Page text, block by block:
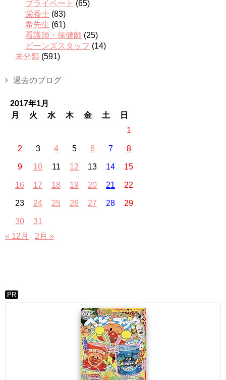
プライベート (65)
栄養士 (83)
希先生 (61)
看護師・保健師 (25)
ビーンズスタッフ (14)
未分類 (591)
過去のブログ
2017年1月
月
火 水 木 金 土
日
1
2 3 4 5 6 7 8
9 10 11 12 13 14 15
16 17 18 19 20 21 22
23 24 25 26 27 28 29
30
31
« 12月
2月 »
PR